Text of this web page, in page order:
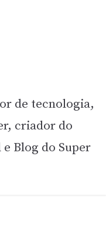
de tecnologia,
criador do
Blog do Super